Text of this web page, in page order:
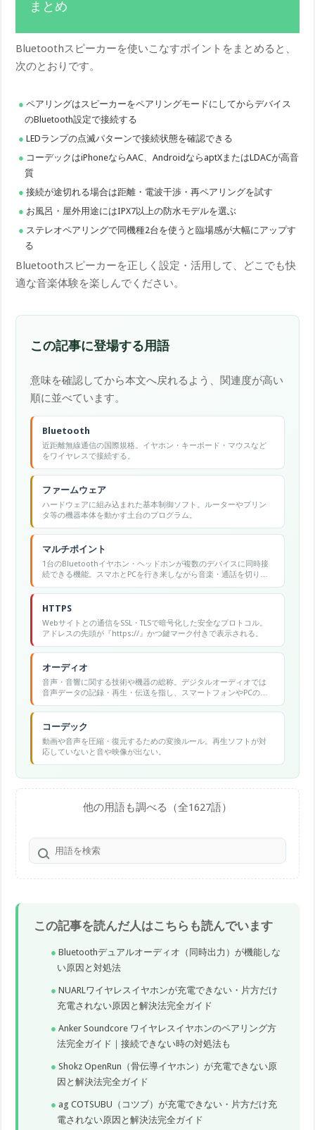
まとめ
Bluetoothスピーカーを使いこなすポイントをまとめると、
次のとおりです。
ペアリングはスピーカーをペアリングモードにしてからデバイス
のBluetooth設定で接続する
LEDランプの点滅パターンで接続状態を確認できる
コーデックはiPhoneならAAC、AndroidならaptXまたはLDACが高音
質
接続が途切れる場合は距離・電波干渉・再ペアリングを試す
お風呂・屋外用途にはIPX7以上の防水モデルを選ぶ
ステレオペアリングで同機種2台を使うと臨場感が大幅にアップす
る
Bluetoothスピーカーを正しく設定・活用して、どこでも快
適な音楽体験を楽しんでください。
この記事に登場する用語
意味を確認してから本文へ戻れるよう、関連度が高い
順に並べています。
Bluetooth
近距離無線通信の国際規格。イヤホン・キーボード・マウスなど
をワイヤレスで接続する。
ファームウェア
ハードウェアに組み込まれた基本制御ソフト。ルーターやプリン
タ等の機器本体を動かす土台のプログラム。
マルチポイント
1台のBluetoothイヤホン・ヘッドホンが複数のデバイスに同時接
続できる機能。スマホとPCを行き来しながら音楽・通話を切り替
えられます。
HTTPS
Webサイトとの通信をSSL・TLSで暗号化した安全なプロトコル。
アドレスの先頭が『https://』かつ鍵マーク付きで表示される。
オーディオ
音声・音響に関する技術や機器の総称。デジタルオーディオでは
音声データの記録・再生・伝送を指し、スマートフォンやPCのサ
ウンド設定全般に関わる。
コーデック
動画や音声を圧縮・復元するための変換ルール。再生ソフトが対
応していないと音や映像が出ない。
他の用語も調べる（全1627語）
この記事を読んだ人はこちらも読んでいます
Bluetoothデュアルオーディオ（同時出力）が機能しな
い原因と対処法
NUARLワイヤレスイヤホンが充電できない・片方だけ
充電されない原因と解決法完全ガイド
Anker Soundcore ワイヤレスイヤホンのペアリング方
法完全ガイド｜接続できない時の対処法も
Shokz OpenRun（骨伝導イヤホン）が充電できない原
因と解決法完全ガイド
ag COTSUBU（コツブ）が充電できない・片方だけ充
電されない原因と解決法完全ガイド